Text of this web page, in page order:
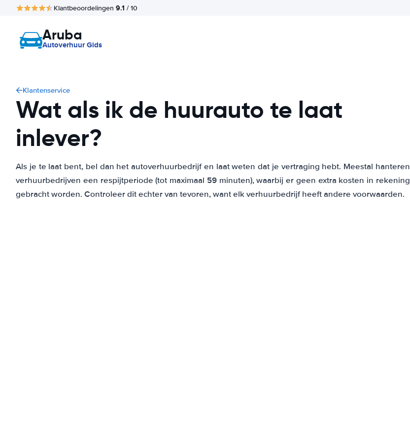
Klantbeoordelingen 9.1 / 10
Aruba
Autoverhuur Gids
Klantenservice
Wat als ik de huurauto te laat
inlever?
Als je te laat bent, bel dan het autoverhuurbedrijf en laat weten dat je vertraging hebt. Meestal hanteren
verhuurbedrijven een respijtperiode (tot maximaal 59 minuten), waarbij er geen extra kosten in rekening
gebracht worden. Controleer dit echter van tevoren, want elk verhuurbedrijf heeft andere voorwaarden.